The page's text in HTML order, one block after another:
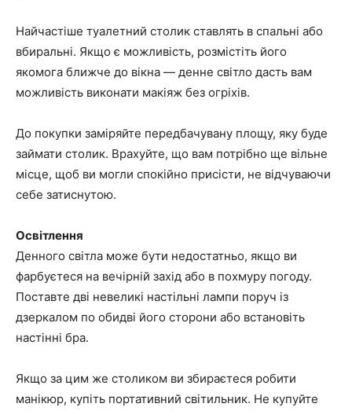
Найчастіше туалетний столик ставлять в спальні або
вбиральні. Якщо є можливість, розмістіть його
якомога ближче до вікна — денне світло дасть вам
можливість виконати макіяж без огріхів.
До покупки заміряйте передбачувану площу, яку буде
займати столик. Врахуйте, що вам потрібно ще вільне
місце, щоб ви могли спокійно присісти, не відчуваючи
себе затиснутою.
Освітлення
Денного світла може бути недостатньо, якщо ви
фарбуєтеся на вечірній захід або в похмуру погоду.
Поставте дві невеликі настільні лампи поруч із
дзеркалом по обидві його сторони або встановіть
настінні бра.
Якщо за цим же столиком ви збираєтеся робити
манікюр, купіть портативний світильник. Не купуйте